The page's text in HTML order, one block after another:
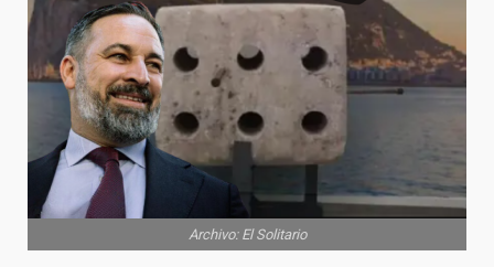
Archivo: El Solitario